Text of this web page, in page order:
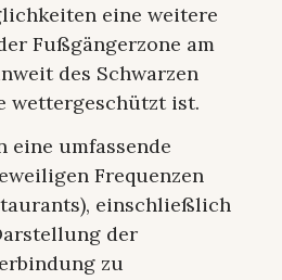
eine weitere
Fußgängerzone am
des Schwarzen
wettergeschützt ist.
eine umfassende
Frequenzen
einschließlich
der
zu